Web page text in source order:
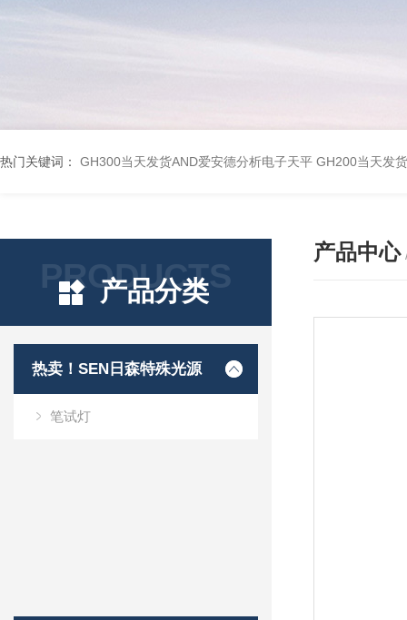
热门关键词： GH300当天发货AND爱安德分析电子天平 GH200当天发
PRODUCTS
产品分类
热卖！SEN日森特殊光源
笔试灯
产品中心